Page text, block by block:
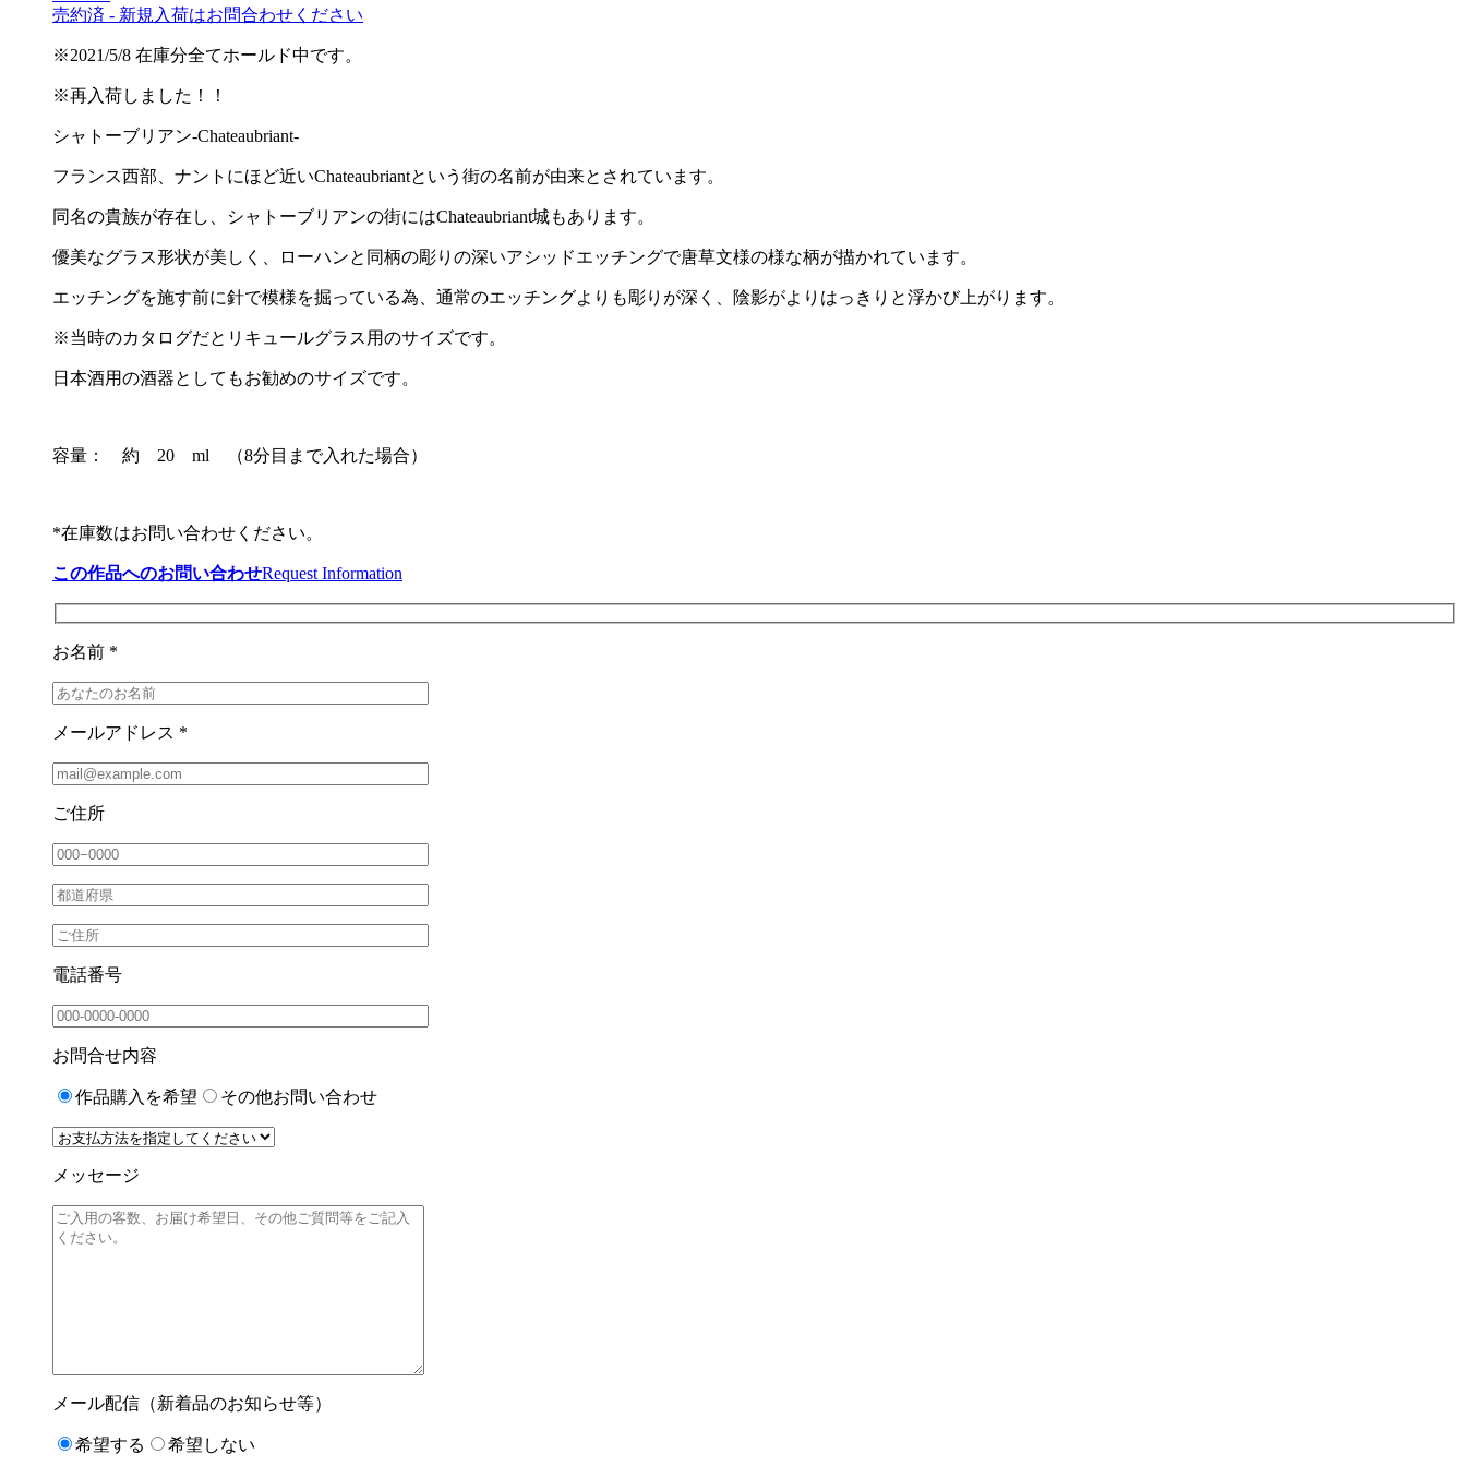
売約済 - 新規入荷はお問合わせください
※2021/5/8 在庫分全てホールド中です。
※再入荷しました！！
シャトーブリアン-Chateaubriant-
フランス西部、ナントにほど近いChateaubriantという街の名前が由来とされています。
同名の貴族が存在し、シャトーブリアンの街にはChateaubriant城もあります。
優美なグラス形状が美しく、ローハンと同柄の彫りの深いアシッドエッチングで唐草文様の様な柄が描かれています。
エッチングを施す前に針で模様を掘っている為、通常のエッチングよりも彫りが深く、陰影がよりはっきりと浮かび上がります。
※当時のカタログだとリキュールグラス用のサイズです。
日本酒用の酒器としてもお勧めのサイズです。
容量： 約 20 ml （8分目まで入れた場合）
*在庫数はお問い合わせください。
この作品へのお問い合わせRequest Information
お名前 *
メールアドレス *
ご住所
電話番号
お問合せ内容
作品購入を希望 その他お問い合わせ
メッセージ
メール配信（新着品のお知らせ等）
希望する 希望しない